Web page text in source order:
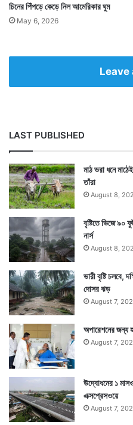
চিনের পিঁপড়ে কেড়ে নিল আমেরিকার ঘুম
May 6, 2026
Leave
LAST PUBLISHED
মাঠ ভরা ধনে
তাঁরা
August 8,
বৃষ্টিতে ভিজে ৯০
নার্স
August 8,
ভারী বৃষ্টি চলবে,
দোসর ঝড়
August 7,
অপারেশনের জন্য
August 7,
উদ্বোধনের ১
এক্সপ্রেসওয়ে
August 7,